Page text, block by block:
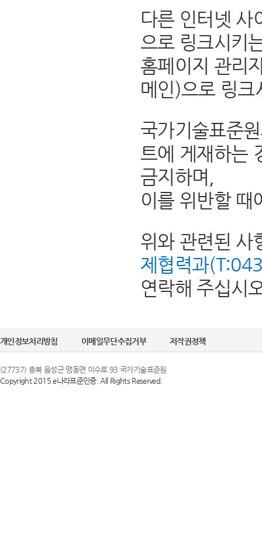
다른 인터넷 사
으로 링크시키
홈페이지 관리
메인)으로 링크
국가기술표준
트에 게재하는
금지하며,
이를 위반할 때
위와 관련된 사
제협력과
연락해 주십시
개인정보처리방침 이메일무단수집거부 저작권정책
(27737) 충북 음성군 맹동면 이수로 93 국가기술표준원
Copyright 2015 e나라표준인증. All Rights Reserved.